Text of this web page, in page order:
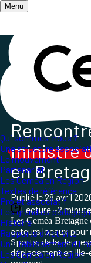
Menu
Qui sommes-nous ?
Une structure
Le mouvement
Partenariat
Les Ceméa en Région
Textes de référence
Projet associatif
Les grand.es
Histoire
Rapports d'Activité
Un Etablissement
Les Ceméa en Région
Accueil/ Qui
ministre
en
Publié le28 avril
Lecture ~2
Les Ceméa Bretagne
acteurs locaux pour
Sports, de la
déplacement en